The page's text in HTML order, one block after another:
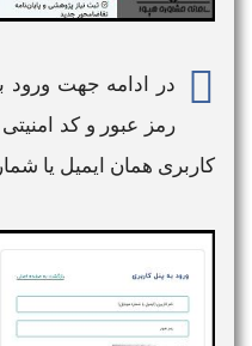
در ادامه جهت ورود
رمز عبور و کد
کاربری همان ایمیل یا